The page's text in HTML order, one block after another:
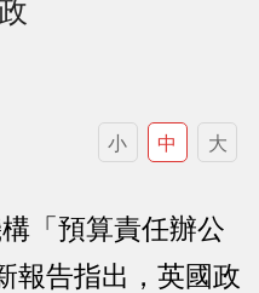
小 中 大
「預算責任辦公
報告指出，英國政